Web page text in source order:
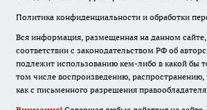
Политика конфиденциальности и обработки
Вся информация, размещенная на данном сайте,
соответствии с законодательством РФ об
подлежит использованию кем-либо в какой бы
том числе воспроизведению, распространению,
как с письменного разрешения